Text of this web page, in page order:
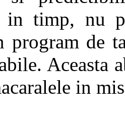
in timp, nu
program de
Aceasta
in